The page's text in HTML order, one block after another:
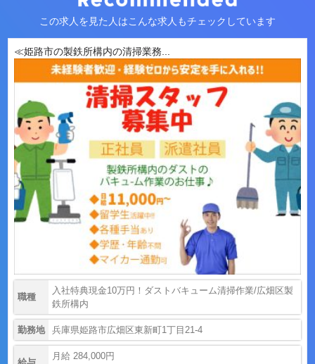
この求人を見た人はこんな求人もチェックしています
≪姫路市の製鉄所構内の清掃業務...
職種
入社特典現金10万円！ダストバキューム清掃作業/広畑区製
鉄所構内
勤務地 兵庫県姫路市広畑区東新町1丁目21-4
月給 284,000円